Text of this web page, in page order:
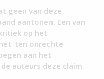
geen van deze
aantonen. Een van
op het
’ten onrechte
aan het
auteurs deze claim